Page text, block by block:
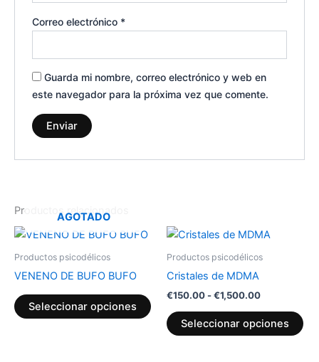
Correo electrónico *
Guarda mi nombre, correo electrónico y web en
este navegador para la próxima vez que comente.
Productos relacionados
AGOTADO
Productos psicodélicos
VENENO DE BUFO BUFO
Seleccionar opciones
Este
producto
variantes.
Las
opciones
Productos psicodélicos
Cristales de MDMA
€150.00 -€1,500.00
Rango
precios:
hasta
Seleccionar opciones
Las